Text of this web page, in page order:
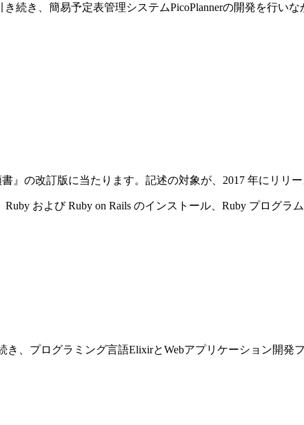
続き、簡易予定表管理システムPicoPlannerの開発を行い
』の改訂版に当たります。記述の対象が、2017 年にリリー
および Ruby on Rails のインストール、Ruby プログラ
、プログラミング言語ElixirとWebアプリケーション開発